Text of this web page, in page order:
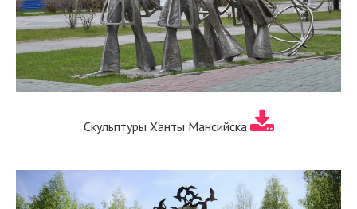
Скульптуры Ханты Мансийска